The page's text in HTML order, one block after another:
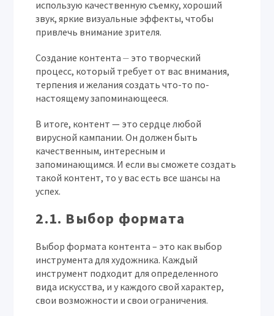
использую качественную съемку, хороший
звук, яркие визуальные эффекты, чтобы
привлечь внимание зрителя.
Создание контента ⏤ это творческий
процесс, который требует от вас внимания,
терпения и желания создать что-то по-
настоящему запоминающееся.
В итоге, контент — это сердце любой
вирусной кампании. Он должен быть
качественным, интересным и
запоминающимся. И если вы сможете создать
такой контент, то у вас есть все шансы на
успех.
2.1. Выбор формата
Выбор формата контента – это как выбор
инструмента для художника. Каждый
инструмент подходит для определенного
вида искусства, и у каждого свой характер,
свои возможности и свои ограничения.